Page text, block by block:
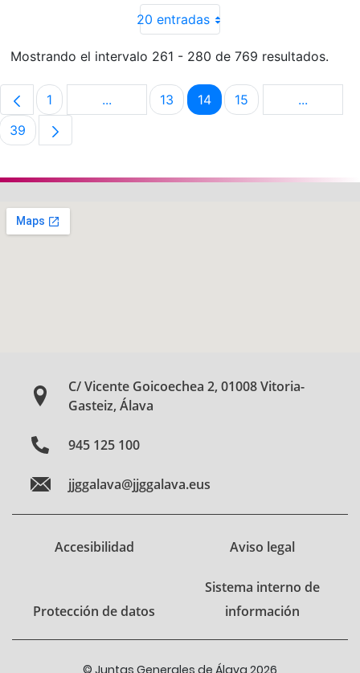
20 entradas
Mostrando el intervalo 261 - 280 de 769 resultados.
Página
1 ...Páginas intermedias Use TAB para
Página
13 Página
14 Página
15 ...Páginas
Página
39
C/ Vicente Goicoechea 2, 01008 Vitoria-
Gasteiz, Álava
945 125 100
jjggalava@jjggalava.eus
Accesibilidad Aviso legal
Protección de datos
Sistema interno de
información